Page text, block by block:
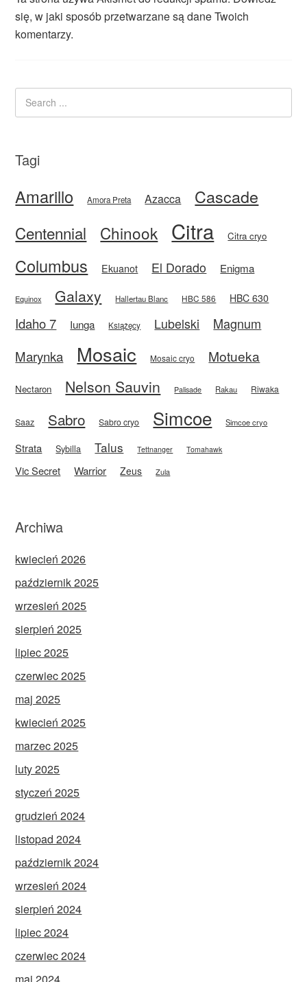
się, w jaki sposób przetwarzane są dane Twoich
komentarzy.
Tagi
Amarillo Amora Preta Azacca Cascade
Centennial Chinook Citra Citra cryo
Columbus Ekuanot El Dorado Enigma
Equinox Galaxy Hallertau Blanc HBC 586 HBC 630
Idaho 7 Iunga Książęcy Lubelski
Magnum
Marynka
Mosaic Mosaic cryo Motueka
Nectaron Nelson Sauvin Palisade Rakau Riwaka
Saaz Sabro Sabro cryo Simcoe Simcoe cryo
Strata Sybilla Talus Tettnanger Tomahawk
Vic Secret Warrior Zeus Zula
Archiwa
kwiecień 2026
październik 2025
wrzesień 2025
sierpień 2025
lipiec 2025
czerwiec 2025
maj 2025
kwiecień 2025
marzec 2025
luty 2025
styczeń 2025
grudzień 2024
listopad 2024
październik 2024
wrzesień 2024
sierpień 2024
lipiec 2024
czerwiec 2024
maj 2024